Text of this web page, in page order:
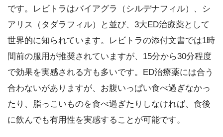
です。レビトラはバイアグラ（シルデナフィル）、シ
アリス（タダラフィル）と並び、3大ED治療薬として
世界的に知られています。レビトラの添付文書では1時
間前の服用が推奨されていますが、15分から30分程度
で効果を実感される方も多いです。ED治療薬には合う
合わないがありますが、お腹いっぱい食べ過ぎなかっ
たり、脂っこいものを食べ過ぎたりしなければ、食後
に飲んでも有用性を実感することが可能です。